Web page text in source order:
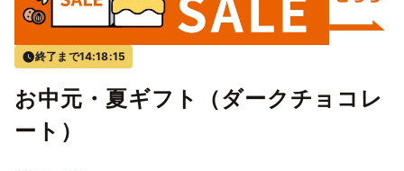
終了まで14:18:15
お中元・夏ギフト（ダークチョコレ
ート）